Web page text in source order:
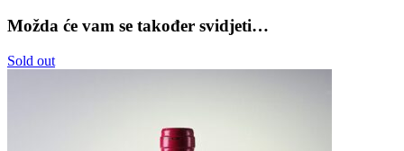
Možda će vam se također svidjeti…
Sold out